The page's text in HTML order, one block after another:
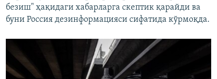
безиш" ҳақидаги хабарларга скептик қарайди ва
буни Россия дезинформацияси сифатида кўрмоқда.